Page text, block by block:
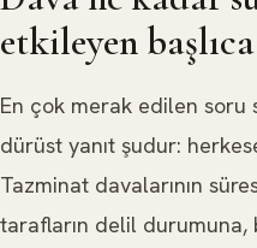
etkileyen
En çok merak edilen soru
dürüst yanıt şudur:
Tazminat davalarının
tarafların delil